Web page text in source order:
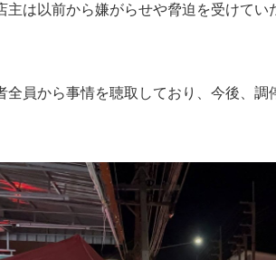
主は以前から嫌がらせや脅迫を受けて
全員から事情を聴取しており、今後、調